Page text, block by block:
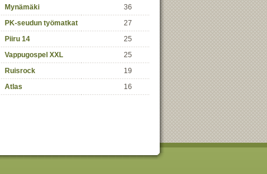
Mynämäki
36
PK-seudun työmatkat
27
Piiru 14
25
Vappugospel XXL
25
Ruisrock
19
Atlas 16